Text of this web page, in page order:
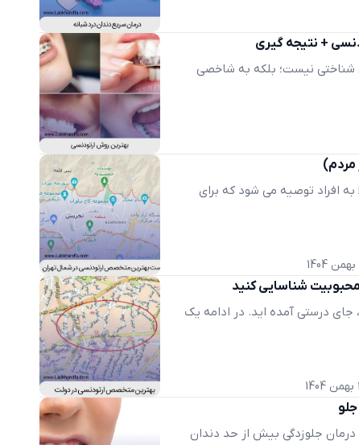
‌شناختی نیست؛ بلکه به شاخصی
افراد توصیه می شود که برای
شناسایی کنید
درستی آمده اید. در ادامه یک
درمان جلوزدگی بیش از حد دندان